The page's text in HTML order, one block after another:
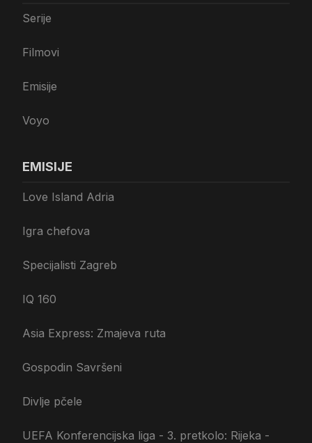
Serije
Filmovi
Emisije
Voyo
EMISIJE
Love Island Adria
Igra chefova
Specijalisti Zagreb
IQ 160
Asia Express: Zmajeva ruta
Gospodin Savršeni
Divlje pčele
UEFA Konferencijska liga - 3. pretkolo: Rijeka -